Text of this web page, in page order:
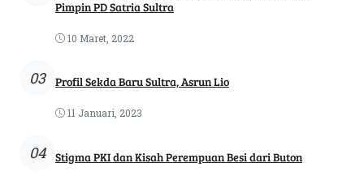
Pimpin PD Satria Sultra
10 Maret, 2022
03 Profil Sekda Baru Sultra, Asrun Lio
11 Januari, 2023
04 Stigma PKI dan Kisah Perempuan Besi dari Buton